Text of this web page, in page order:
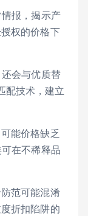
报，揭示产
权的价格下
会与优质替
配技术，建立
能价格缺乏
在不稀释品
范可能混淆
折扣陷阱的